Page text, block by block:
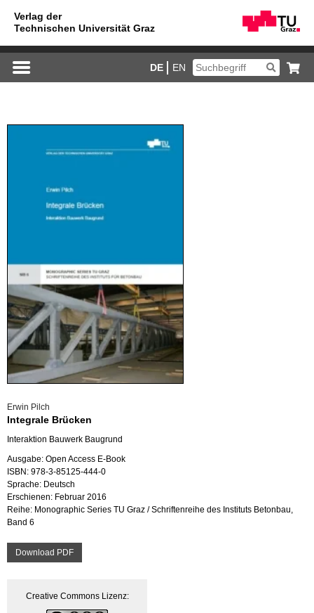
DE EN
Erwin Pilch
In­te­gra­le Brü­cken
In­ter­ak­ti­on Bau­werk Bau­grund
Aus­ga­be: Open Ac­cess E-Book
ISBN: 978-3-85125-444-0
Spra­che: Deutsch
Er­schie­nen: Fe­bru­ar 2016
Reihe: Mo­no­gra­phic Se­ries TU Graz / Schrif­ten­rei­he des In­sti­tuts Be­ton­bau,
Band 6
Down­load PDF
Crea­ti­ve Com­mons Li­zenz: